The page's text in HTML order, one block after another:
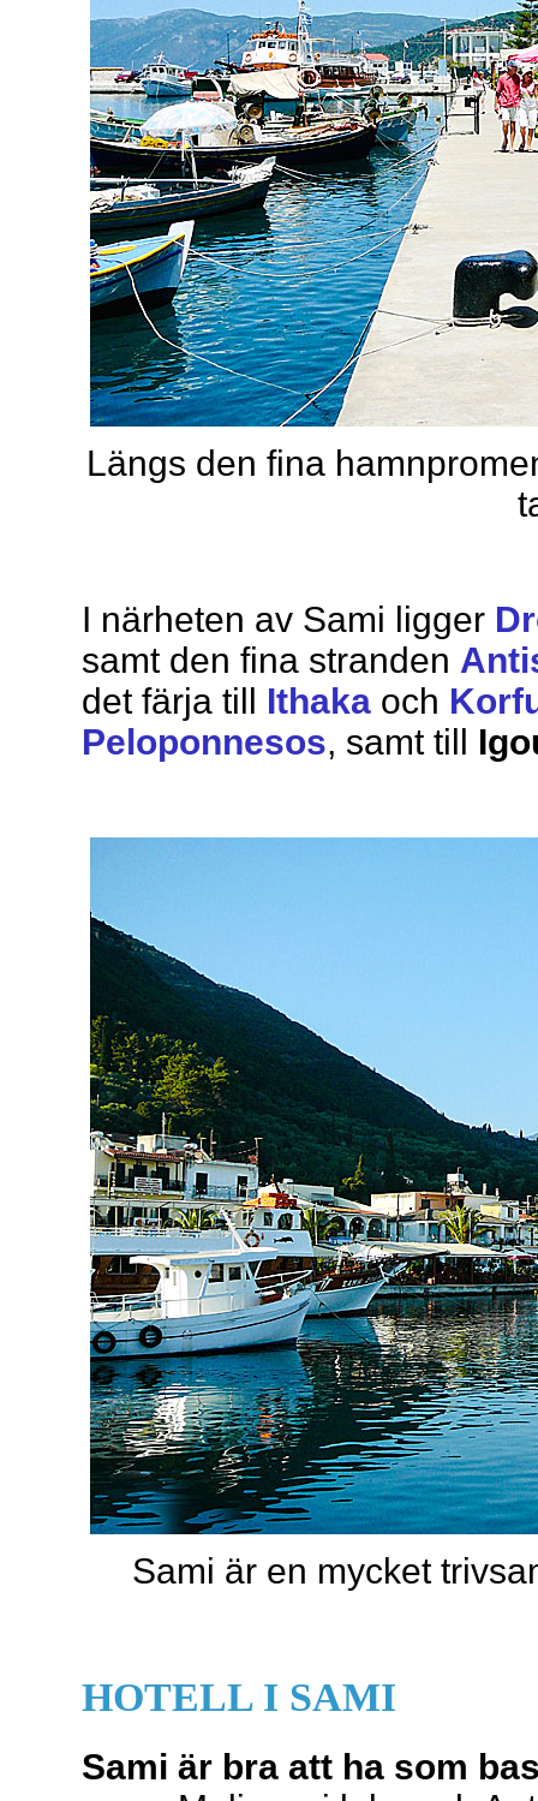
Längs den fina
I närheten av Sami ligger
samt den fina stranden
det färja till Ithaka och
Peloponnesos, samt till
Sami är en mycket
HOTELL I SAMI
Sami är bra att ha som